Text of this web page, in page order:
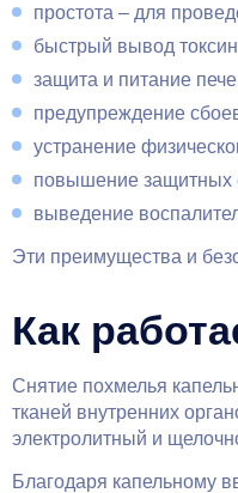
простота – для
быстрый вывод
защита и питание
предупреждение
устранение
повышение защитных
выведение
Эти преимущества и
Как
Снятие похмелья
тканей внутренних
электролитный и
Благодаря капельному